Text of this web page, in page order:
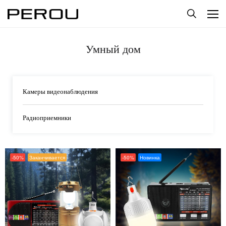
Умный дом
Камеры видеонаблюдения
Радиоприемники
-50% Заканчивается -50% Новинка